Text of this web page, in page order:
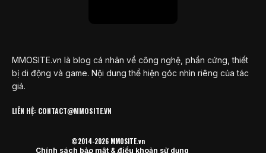
MMOSITE.vn là blog cá nhân về công nghệ, phần cứng, thiết
bị di động và game. Nội dung thể hiện góc nhìn riêng của tác
giả.
LIÊN HỆ: CONTACT@MMOSITE.VN
Chính sách bảo mật & điều khoản sử dụng
©2014-2026 MMOSITE.vn